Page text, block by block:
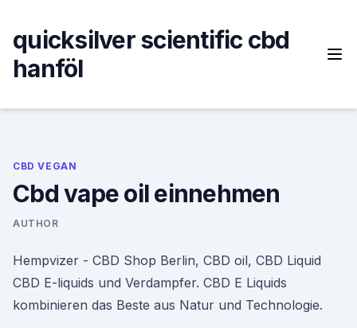
content
quicksilver scientific cbd
hanföl
CBD VEGAN
Cbd vape oil einnehmen
AUTHOR
Hempvizer - CBD Shop Berlin, CBD oil, CBD Liquid
CBD E-liquids und Verdampfer. CBD E Liquids
kombinieren das Beste aus Natur und Technologie.